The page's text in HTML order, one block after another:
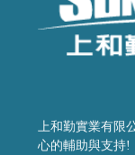
上和勤實業有限
心的輔助與支持!